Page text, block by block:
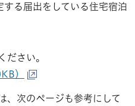
る届出をしている住宅宿泊
ださい。
）
、次のページも参考にして